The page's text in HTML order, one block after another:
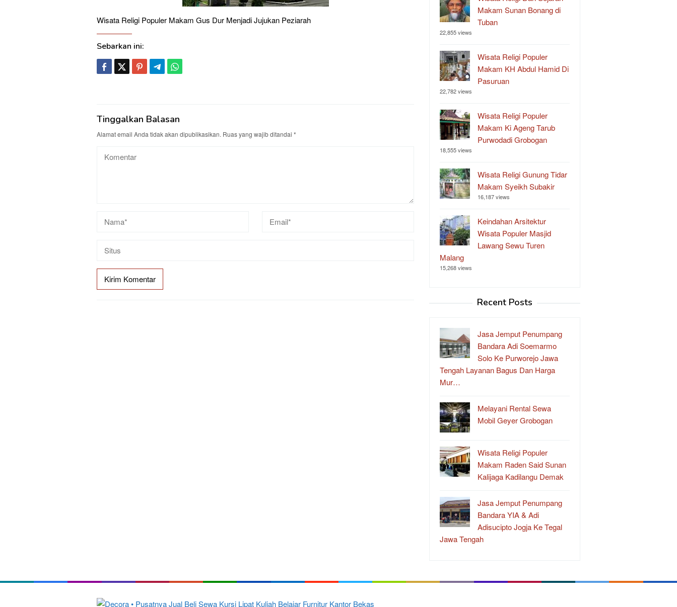
Wisata Religi Populer Makam Gus Dur Menjadi Jujukan Peziarah
Sebarkan ini:
Tinggalkan Balasan
Alamat email Anda tidak akan dipublikasikan. Ruas yang wajib ditandai *
Makam Sunan Bonang di
Tuban
22,855 views
Wisata Religi Populer
Makam KH Abdul Hamid Di
Pasuruan
22,782 views
Wisata Religi Populer
Makam Ki Ageng Tarub
Purwodadi Grobogan
18,555 views
Wisata Religi Gunung Tidar
Makam Syeikh Subakir
16,187 views
Keindahan Arsitektur
Wisata Populer Masjid
Lawang Sewu Turen
Malang
15,268 views
Recent Posts
Jasa Jemput Penumpang
Bandara Adi Soemarmo
Solo Ke Purworejo Jawa
Tengah Layanan Bagus Dan Harga
Mur…
Melayani Rental Sewa
Mobil Geyer Grobogan
Wisata Religi Populer
Makam Raden Said Sunan
Kalijaga Kadilangu Demak
Jasa Jemput Penumpang
Bandara YIA & Adi
Adisucipto Jogja Ke Tegal
Jawa Tengah